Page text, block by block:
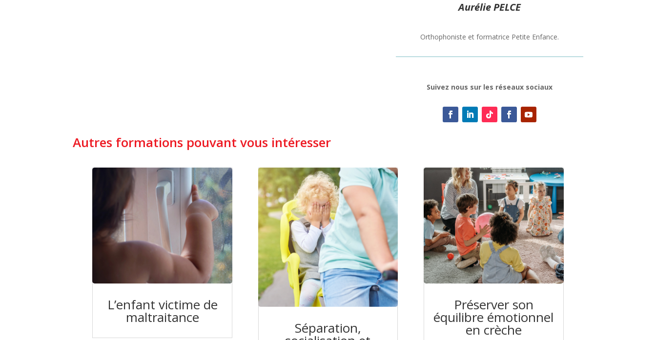
Aurélie PELCE
Orthophoniste et formatrice Petite Enfance.
Suivez nous sur les réseaux sociaux
Autres formations pouvant vous intéresser
L’enfant victime de
maltraitance
Séparation,
Préserver son
équilibre émotionnel
en crèche